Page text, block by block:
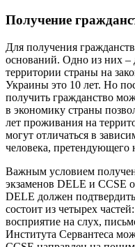
Получение
Для получения
оснований. Одно из них –
территории страны на
Украины это 10 лет. Но
получить гражданство
в экономику страны
лет проживания на
могут отличаться в
человека, претендующего
Важным условием
экзаменов DELE и CCSE
DELE должен
состоит из четырех
восприятие на слух,
Института Сервантеса